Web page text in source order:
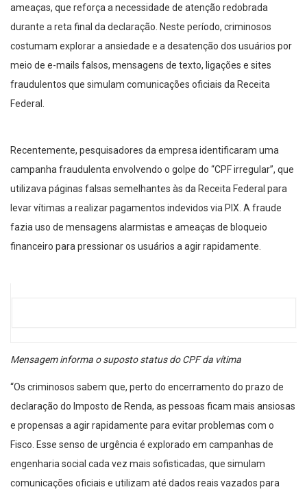
ameaças, que reforça a necessidade de atenção redobrada
durante a reta final da declaração. Neste período, criminosos
costumam explorar a ansiedade e a desatenção dos usuários por
meio de e-mails falsos, mensagens de texto, ligações e sites
fraudulentos que simulam comunicações oficiais da Receita
Federal.
Recentemente, pesquisadores da empresa identificaram uma
campanha fraudulenta envolvendo o golpe do “CPF irregular”, que
utilizava páginas falsas semelhantes às da Receita Federal para
levar vítimas a realizar pagamentos indevidos via PIX. A fraude
fazia uso de mensagens alarmistas e ameaças de bloqueio
financeiro para pressionar os usuários a agir rapidamente.
Mensagem informa o suposto status do CPF da vítima
“Os criminosos sabem que, perto do encerramento do prazo de
declaração do Imposto de Renda, as pessoas ficam mais ansiosas
e propensas a agir rapidamente para evitar problemas com o
Fisco. Esse senso de urgência é explorado em campanhas de
engenharia social cada vez mais sofisticadas, que simulam
comunicações oficiais e utilizam até dados reais vazados para